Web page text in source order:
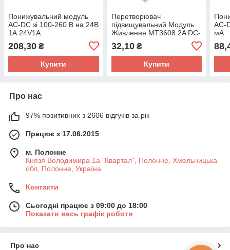
Понижувальний модуль
AC-DC зі 100-260 В на 24В
1А 24V1A
208,30 ₴
Купити
Перетворювач
підвищувальний Модуль
Живлення MT3608 2A DC-
32,10₴
Купити
AC-
мА
Про нас
97% позитивних з 2606 відгуків за рік
Працює з 17.06.2015
м. Полонне
Князя Володимира 1а "Квартал", Полонне, Хмельницька
обл, Полонне, Україна
Контакти
Сьогодні працює з 09:00 до 18:00
Показати весь графік роботи
Про нас